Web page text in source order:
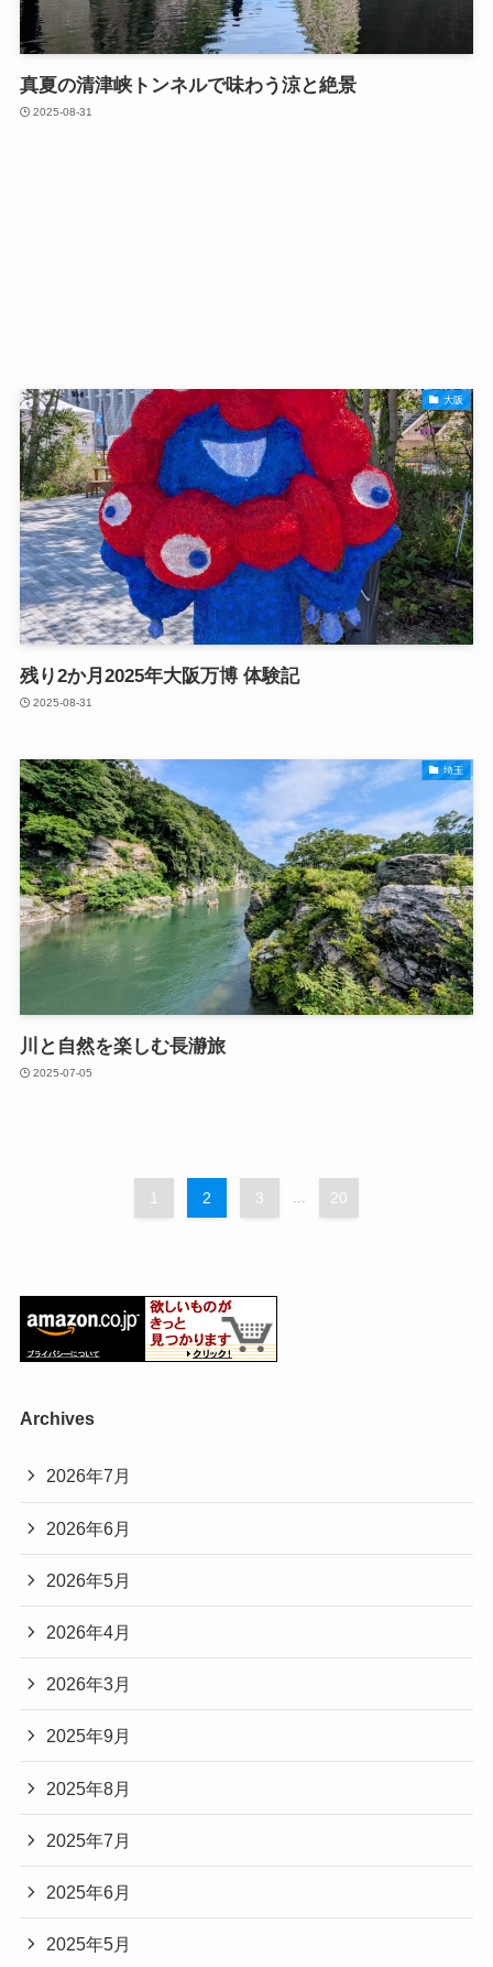
真夏の清津峡トンネルで味わう涼と絶景
2025-08-31
大阪
残り2か月2025年大阪万博 体験記
2025-08-31
埼玉
川と自然を楽しむ長瀞旅
2025-07-05
1 2 3 ... 20
Archives
2026年7月
2026年6月
2026年5月
2026年4月
2026年3月
2025年9月
2025年8月
2025年7月
2025年6月
2025年5月